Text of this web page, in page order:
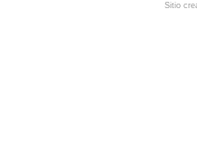
Sitio